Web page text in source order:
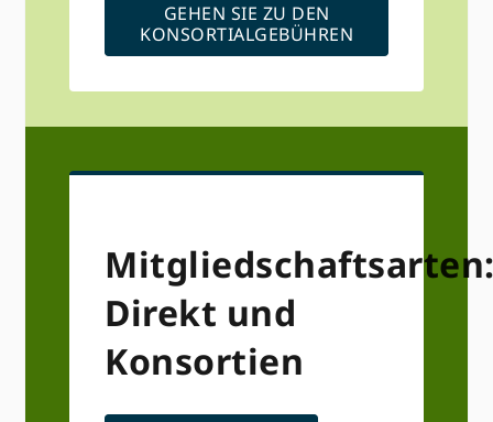
GEHEN SIE ZU DEN
KONSORTIALGEBÜHREN
Direkt und
Konsortien